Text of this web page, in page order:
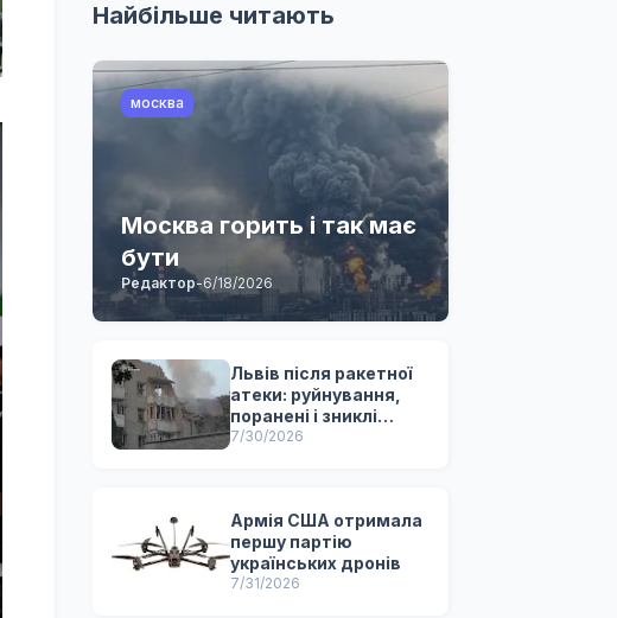
Найбільше читають
москва
Москва горить і так має
бути
Редактор-6/18/2026
Львів після ракетної
атеки: руйнування,
поранені і зниклі
безвісти
7/30/2026
Армія США отримала
першу партію
українських дронів
7/31/2026